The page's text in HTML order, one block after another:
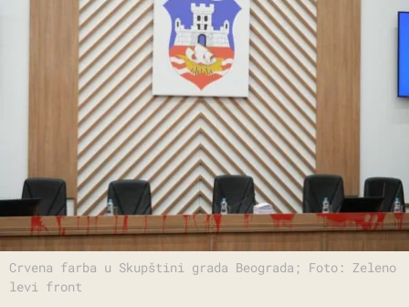
Crvena farba u Skupštini grada Beograda; Foto: Zeleno
levi front